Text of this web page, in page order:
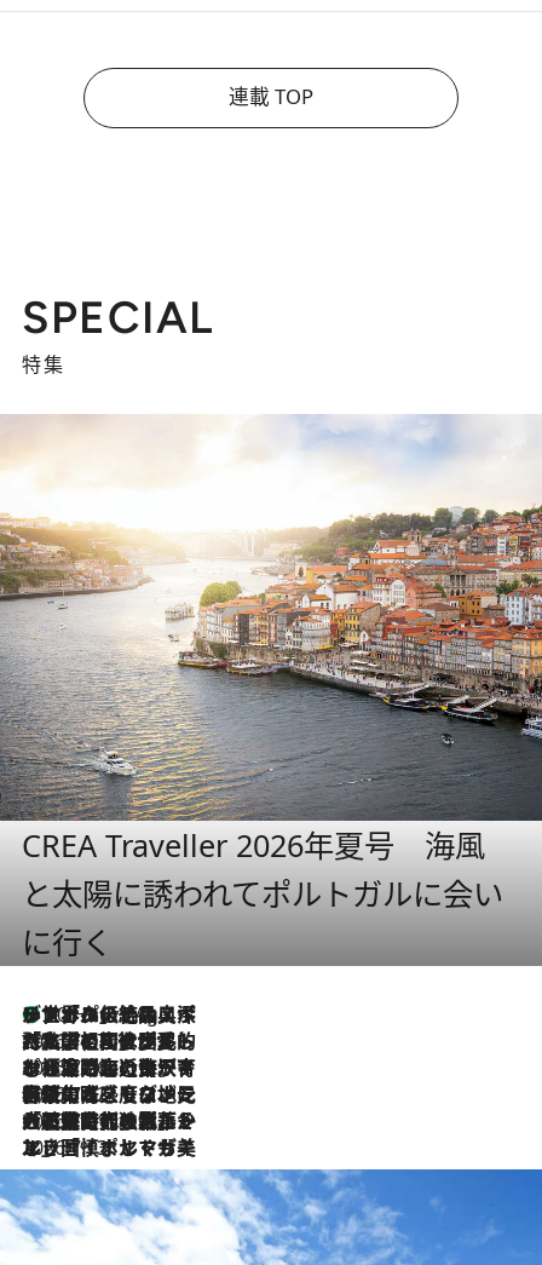
連載 TOP
SPECIAL
特集
CREA Traveller 2026年夏号 海風
と太陽に誘われてポルトガルに会い
に行く
10 Hours Ago
リスボンの絶品スイーツ「パステル・デ・ナタ」とは？ポルトガル伝統の奥深い世界へ
2026.7.27
「私の祖国はポルトガル語です」国民的詩人フェルナンド・ペソアと、彼が愛した文学の街を歩く
2026.7.26
ポルトガル近海が育む極上の海の幸。キリリと冷えた白ワインと愉しむ、シーフード専門店の贅沢
2026.7.22
伝統の味をモダンに昇華。高感度な地元客が集う、リスボンの最旬ガストロノミー
2026.7.21
大航海時代の栄華から、震災、独裁、そして革命へ。ポルトガル・首都リスボンの石畳に刻まれた「歴史の光と影」
2026.7.13
エッセイ・ヤマザキマリ「慎ましくも美しき国 ポルトガル」